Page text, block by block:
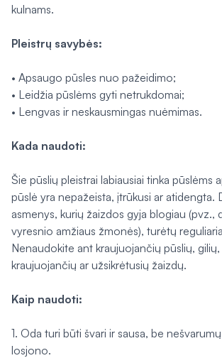
kulnams.
Pleistrų savybės:
• Apsaugo pūsles nuo pažeidimo;
• Leidžia pūslėms gyti netrukdomai;
• Lengvas ir neskausmingas nuėmimas.
Kada naudoti:
Šie pūslių pleistrai labiausiai tinka pūslėms
pūslė yra nepažeista, įtrūkusi ar atidengta.
asmenys, kurių žaizdos gyja blogiau (pvz.,
vyresnio amžiaus žmonės), turėtų
Nenaudokite ant kraujuojančių pūslių, gilių,
kraujuojančių ar užsikrėtusių žaizdų.
Kaip naudoti:
1. Oda turi būti švari ir sausa, be
losjono.